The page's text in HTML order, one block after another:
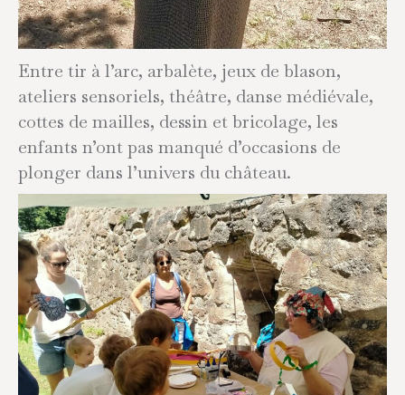
Entre tir à l’arc, arbalète, jeux de blason,
ateliers sensoriels, théâtre, danse médiévale,
cottes de mailles, dessin et bricolage, les
enfants n’ont pas manqué d’occasions de
plonger dans l’univers du château.